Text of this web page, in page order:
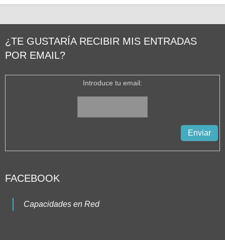
¿TE GUSTARÍA RECIBIR MIS ENTRADAS
POR EMAIL?
Introduce tu email:
FACEBOOK
Capacidades en Red